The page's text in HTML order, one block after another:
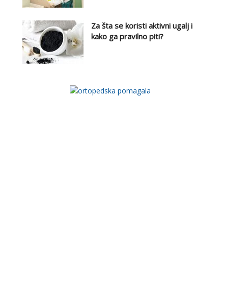
Za šta se koristi aktivni ugalj i
kako ga pravilno piti?